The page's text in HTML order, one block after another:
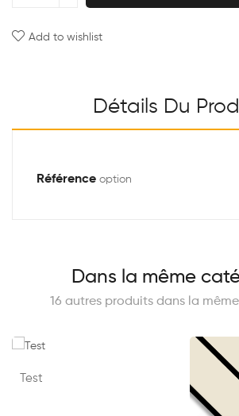
Add to wishlist
Détails Du
Référence option
Dans la même
16 autres produits dans la
Test